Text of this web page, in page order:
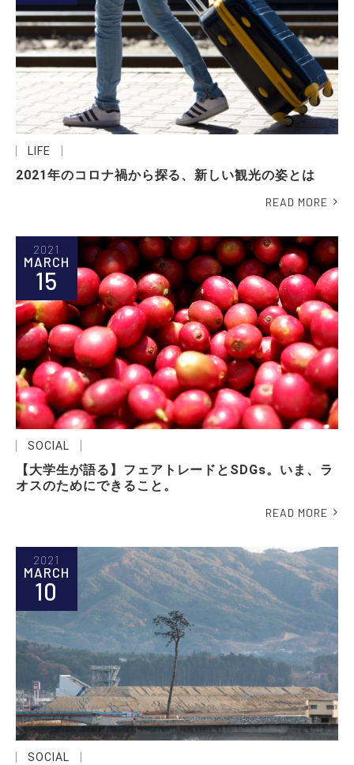
LIFE
2021年のコロナ禍から探る、新しい観光の姿とは
READ MORE
2021
MARCH
15
SOCIAL
【大学生が語る】フェアトレードとSDGs。いま、ラ
オスのためにできること。
READ MORE
2021
MARCH
10
SOCIAL